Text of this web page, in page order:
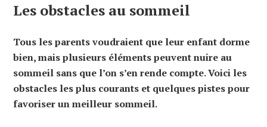
Les obstacles au sommeil
Tous les parents voudraient que leur enfant dorme
bien, mais plusieurs éléments peuvent nuire au
sommeil sans que l’on s’en rende compte. Voici les
obstacles les plus courants et quelques pistes pour
favoriser un meilleur sommeil.